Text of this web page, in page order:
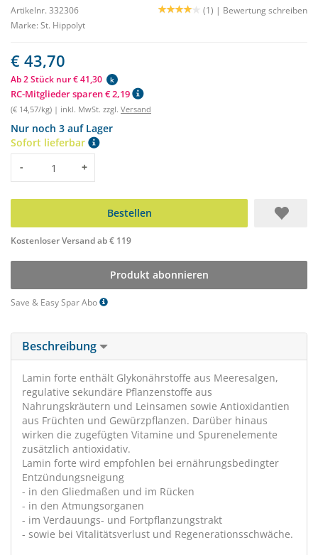
Artikelnr. 332306 (1) | Bewertung schreiben
Marke: St. Hippolyt
€ 43,70
Ab 2 Stück nur € 41,30 k
RC-Mitglieder sparen € 2,19
(€ 14,57/kg) | inkl. MwSt. zzgl. Versand
Nur noch 3 auf Lager
Sofort lieferbar
Menge
- +
Bestellen
Kostenloser Versand ab € 119
Produkt abonnieren
Save & Easy Spar Abo
Beschreibung
Lamin forte enthält Glykonährstoffe aus Meeresalgen,
regulative sekundäre Pflanzenstoffe aus
Nahrungskräutern und Leinsamen sowie Antioxidantien
aus Früchten und Gewürzpflanzen. Darüber hinaus
wirken die zugefügten Vitamine und Spurenelemente
zusätzlich antioxidativ.
Lamin forte wird empfohlen bei ernährungsbedingter
Entzündungsneigung
- in den Gliedmaßen und im Rücken
- in den Atmungsorganen
- im Verdauungs- und Fortpflanzungstrakt
- sowie bei Vitalitätsverlust und Regenerationsschwäche.